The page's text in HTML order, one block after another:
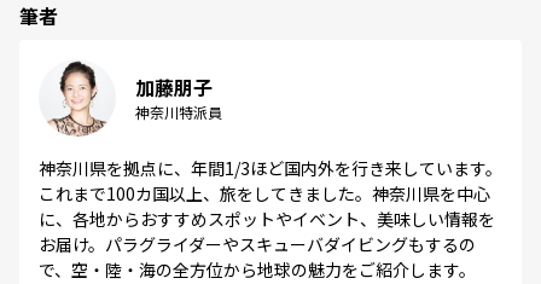
筆者
加藤朋子
神奈川特派員
神奈川県を拠点に、年間1/3ほど国内外を行き来しています。
これまで100カ国以上、旅をしてきました。​神奈川県を中心
に、各地からおすすめスポットやイベント、美味しい情報を
お届け。パラグライダーやスキューバダイビングもするの
で、空・陸・海の全方位から地球の魅力をご紹介します。